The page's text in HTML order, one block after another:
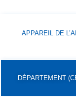
APPAREIL DE
DÉPARTEMENT